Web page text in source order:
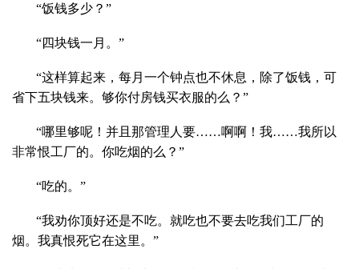
“饭钱多少？”
“四块钱一月。”
“这样算起来，每月一个钟点也不休息，除了饭钱，可
省下五块钱来。够你付房钱买衣服的么？”
“哪里够呢！并且那管理人要……啊啊！我……我所以
非常恨工厂的。你吃烟的么？”
“吃的。”
“我劝你顶好还是不吃。就吃也不要去吃我们工厂的
烟。我真恨死它在这里。”